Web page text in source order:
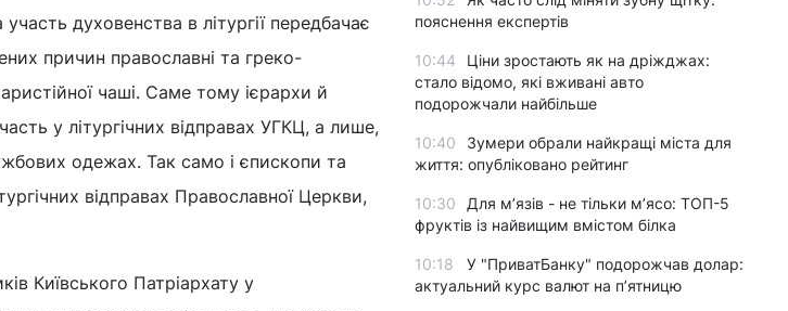
духовенства в літургії передбачає
причин православні та греко-
чаші. Саме тому ієрархи й
у літургічних відправах УГКЦ, а лише,
одежах. Так само і єпископи та
відправах Православної Церкви,
Київського Патріархату у
пояснення експертів
10:44
Ціни зростають як на дріжджах:
стало відомо, які вживані авто
подорожчали найбільше
10:40
Зумери обрали найкращі міста для
життя: опубліковано рейтинг
10:30
Для м’язів - не тільки м’ясо: ТОП-5
фруктів із найвищим вмістом білка
10:18
У "ПриватБанку" подорожчав долар:
актуальний курс валют на п’ятницю